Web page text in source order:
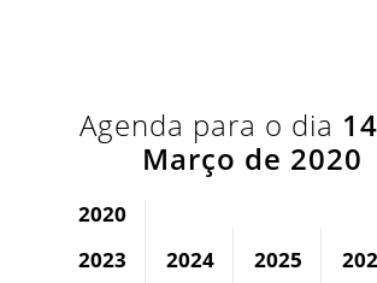
Agenda para o dia
Março de 2020
2020
2023
2024 2025